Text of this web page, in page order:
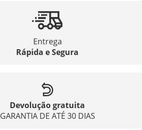
Entrega
Rápida e Segura
Devolução gratuita
GARANTIA DE ATÉ 30 DIAS